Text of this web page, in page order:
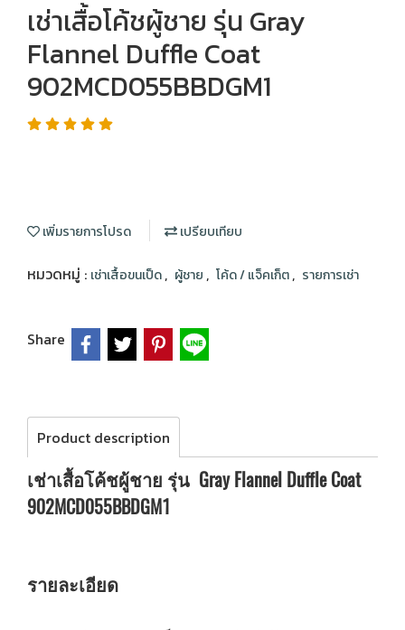
เช่าเสื้อโค้ชผู้ชาย รุ่น Gray
Flannel Duffle Coat
902MCD055BBDGM1
เพิ่มรายการโปรด เปรียบเทียบ
หมวดหมู่ : เช่าเสื้อขนเป็ด, ผู้ชาย , โค้ด / แจ็คเก็ต, รายการเช่า
Share
Product description
เช่าเสื้อโค้ชผู้ชาย รุ่น Gray Flannel Duffle Coat
902MCD055BBDGM1
รายละเอียด